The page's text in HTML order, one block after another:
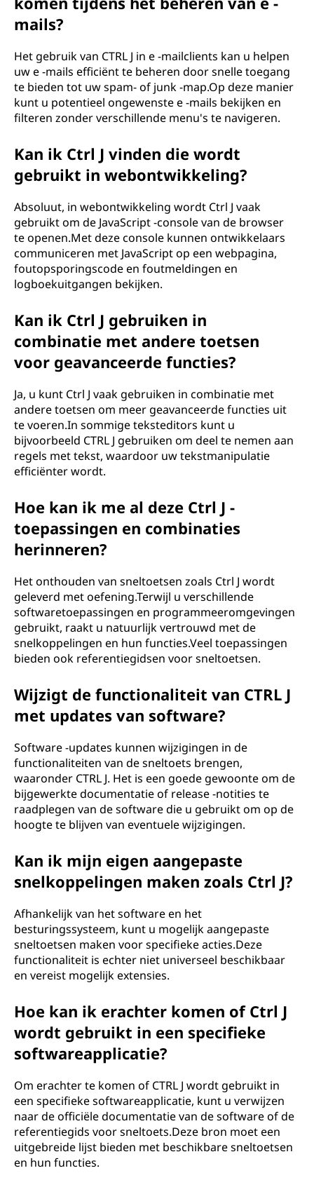
mails?
Het gebruik van CTRL J in e -mailclients kan u helpen
uw e -mails efficiënt te beheren door snelle toegang
te bieden tot uw spam- of junk -map.Op deze manier
kunt u potentieel ongewenste e -mails bekijken en
filteren zonder verschillende menu's te navigeren.
Kan ik Ctrl J vinden die wordt
gebruikt in webontwikkeling?
Absoluut, in webontwikkeling wordt Ctrl J vaak
gebruikt om de JavaScript -console van de browser
te openen.Met deze console kunnen ontwikkelaars
communiceren met JavaScript op een webpagina,
foutopsporingscode en foutmeldingen en
logboekuitgangen bekijken.
Kan ik Ctrl J gebruiken in
combinatie met andere toetsen
voor geavanceerde functies?
Ja, u kunt Ctrl J vaak gebruiken in combinatie met
andere toetsen om meer geavanceerde functies uit
te voeren.In sommige teksteditors kunt u
bijvoorbeeld CTRL J gebruiken om deel te nemen aan
regels met tekst, waardoor uw tekstmanipulatie
efficiënter wordt.
Hoe kan ik me al deze Ctrl J -
toepassingen en combinaties
herinneren?
Het onthouden van sneltoetsen zoals Ctrl J wordt
geleverd met oefening.Terwijl u verschillende
softwaretoepassingen en programmeeromgevingen
gebruikt, raakt u natuurlijk vertrouwd met de
snelkoppelingen en hun functies.Veel toepassingen
bieden ook referentiegidsen voor sneltoetsen.
Wijzigt de functionaliteit van CTRL J
met updates van software?
Software -updates kunnen wijzigingen in de
functionaliteiten van de sneltoets brengen,
waaronder CTRL J. Het is een goede gewoonte om de
bijgewerkte documentatie of release -notities te
raadplegen van de software die u gebruikt om op de
hoogte te blijven van eventuele wijzigingen.
Kan ik mijn eigen aangepaste
snelkoppelingen maken zoals Ctrl J?
Afhankelijk van het software en het
besturingssysteem, kunt u mogelijk aangepaste
sneltoetsen maken voor specifieke acties.Deze
functionaliteit is echter niet universeel beschikbaar
en vereist mogelijk extensies.
Hoe kan ik erachter komen of Ctrl J
wordt gebruikt in een specifieke
softwareapplicatie?
Om erachter te komen of CTRL J wordt gebruikt in
een specifieke softwareapplicatie, kunt u verwijzen
naar de officiële documentatie van de software of de
referentiegids voor sneltoets.Deze bron moet een
uitgebreide lijst bieden met beschikbare sneltoetsen
en hun functies.